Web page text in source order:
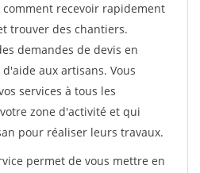
comment recevoir rapidement
trouver des chantiers.
demandes de devis en
aux artisans. Vous
services à tous les
zone d'activité et qui
pour réaliser leurs travaux.
permet de vous mettre en